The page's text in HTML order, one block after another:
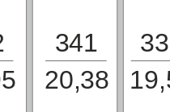
341
20,38